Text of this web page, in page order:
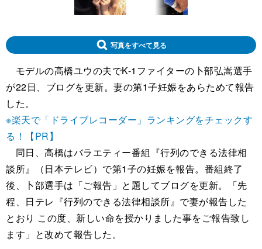
写真をすべて見る
モデルの高橋ユウの夫でK-1ファイターの卜部弘嵩選手
が22日、ブログを更新。妻の第1子妊娠をあらためて報告
した。
※楽天で「ドライブレコーダー」ランキングをチェックす
る！【PR】
同日、高橋はバラエティー番組『行列のできる法律相
談所』（日本テレビ）で第1子の妊娠を報告。番組終了
後、卜部選手は「ご報告」と題してブログを更新。「先
程、日テレ『行列のできる法律相談所』で妻が報告した
とおり この度、新しい命を授かりました事をご報告致し
ます」と改めて報告した。